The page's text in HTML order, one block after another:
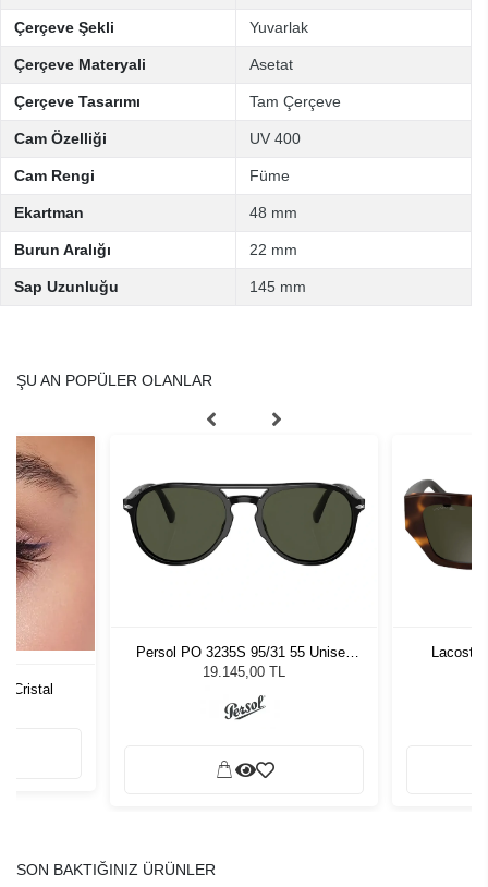
Çerçeve Şekli Yuvarlak
Çerçeve Materyali Asetat
Çerçeve Tasarımı Tam Çerçeve
Cam Özelliği UV 400
Cam Rengi Füme
Ekartman 48 mm
Burun Aralığı 22 mm
Sap Uzunluğu 145 mm
ŞU AN POPÜLER OLANLAR
Cristal
Persol PO 3235S 95/31 55 Unisex
Güneş Gözlüğü
19.145,00 TL
Lacoste
SON BAKTIĞINIZ ÜRÜNLER